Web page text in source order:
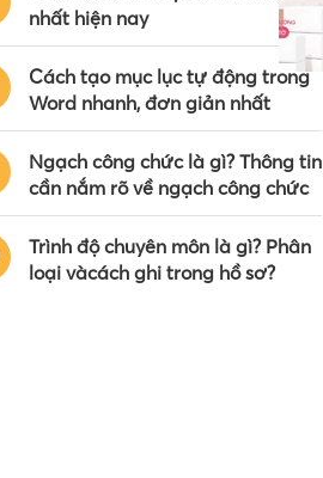
nhất hiện nay
Cách tạo mục lục tự động trong
Word nhanh, đơn giản nhất
Ngạch công chức là gì? Thông tin
cần nắm rõ về ngạch công chức
Trình độ chuyên môn là gì? Phân
loại vàcách ghi trong hồ sơ?